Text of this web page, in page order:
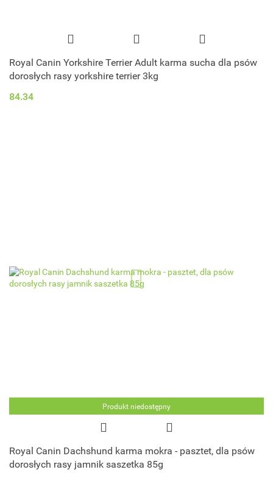
Royal Canin Yorkshire Terrier Adult karma sucha dla psów
dorosłych rasy yorkshire terrier 3kg
84.34
Produkt niedostępny
Royal Canin Dachshund karma mokra - pasztet, dla psów
dorosłych rasy jamnik saszetka 85g